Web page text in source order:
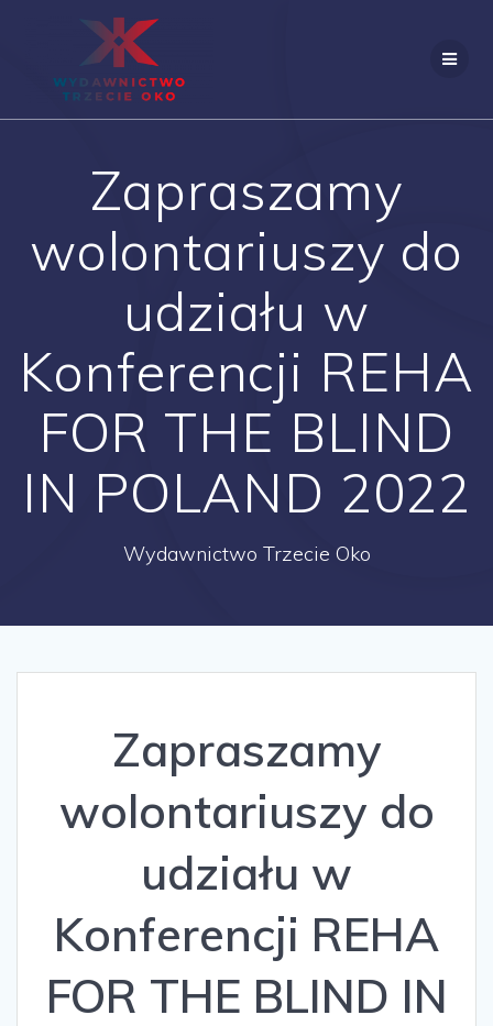
Zapraszamy
wolontariuszy do
udziału w
Konferencji REHA
FOR THE BLIND
IN POLAND 2022
Wydawnictwo Trzecie Oko
Zapraszamy
wolontariuszy do
udziału w
Konferencji REHA
FOR THE BLIND IN